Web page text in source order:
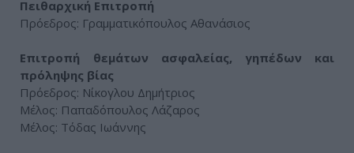
Πειθαρχική Επιτροπή
Πρόεδρος: Γραμματικόπουλος Αθανάσιος
Επιτροπή θεμάτων ασφαλείας, γηπέδων και
πρόληψης βίας
Πρόεδρος: Νίκογλου Δημήτριος
Μέλος: Παπαδόπουλος Λάζαρος
Μέλος: Τόδας Ιωάννης